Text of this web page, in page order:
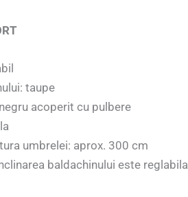
taupe
acoperit cu pulbere
umbrelei: aprox. 300 cm
baldachinului este reglabila